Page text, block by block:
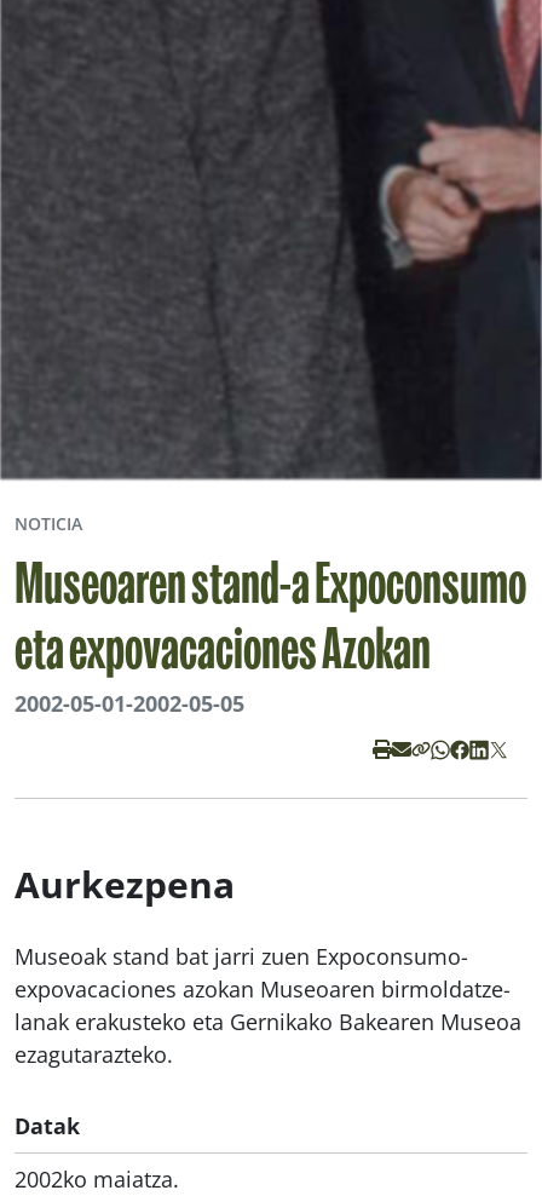
NOTICIA
Museoaren stand-a Expoconsumo
eta expovacaciones Azokan
2002-05-01-2002-05-05
Aurkezpena
Museoak stand bat jarri zuen Expoconsumo-
expovacaciones azokan Museoaren birmoldatze-
lanak erakusteko eta Gernikako Bakearen Museoa
ezagutarazteko.
Datak
2002ko maiatza.